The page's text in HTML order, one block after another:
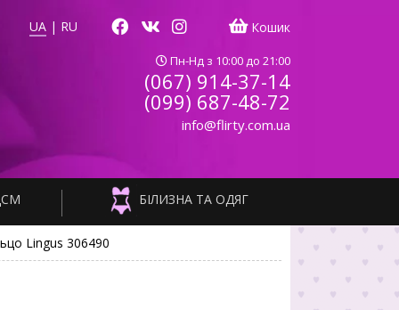
UA | RU Кошик
Пн-Нд з 10:00 до 21:00
(067) 914-37-14
(099) 687-48-72
info@flirty.com.ua
БІЛИЗНА ТА ОДЯГ
Lingus 306490